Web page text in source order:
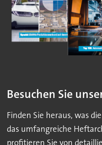
Besuchen Sie
Finden Sie heraus, was
das umfangreiche
profitieren Sie von